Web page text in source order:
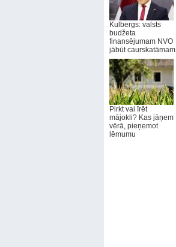
Kulbergs: valsts
budžeta
finansējumam NVO
jābūt caurskatāmam
Pirkt vai īrēt
mājokli? Kas jāņem
vērā, pieņemot
lēmumu